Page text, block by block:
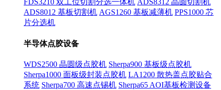
FDS3210 双工位切割分选一体机 ADS8312 晶圆切割机
ADS8012 基板切割机 AGS1260 基板减薄机 PPS1000 芯
片分选机
半导体点胶设备
WDS2500 晶圆级点胶机 Sherpa900 基板级点胶机
Sherpa1000 面板级封装点胶机 LA1200 散热盖点胶贴合
系统 Sherpa700 高速点锡机 Sherpa65 AOI基板检测设备